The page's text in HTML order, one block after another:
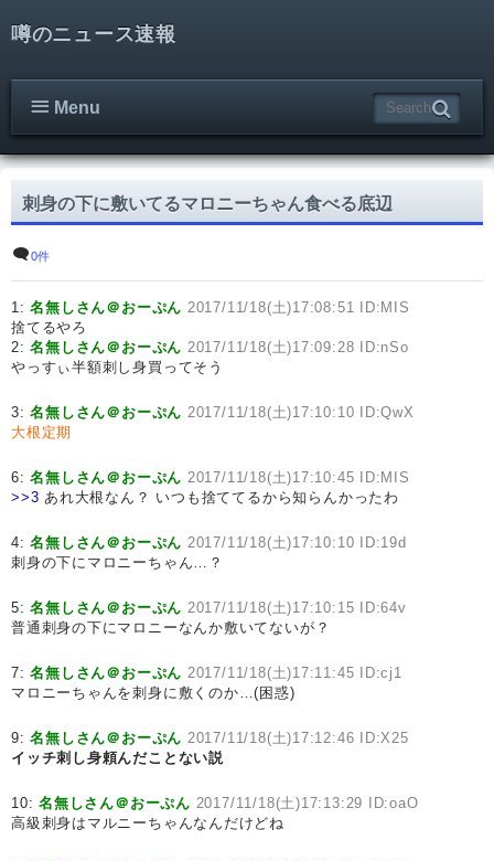
噂のニュース速報
Menu
刺身の下に敷いてるマロニーちゃん食べる底辺
0件
1:名無しさん＠おーぷん 2017/11/18(土)17:08:51 ID:MIS
捨てるやろ
2:名無しさん＠おーぷん 2017/11/18(土)17:09:28 ID:nSo
やっすぃ半額刺し身買ってそう
3:名無しさん＠おーぷん 2017/11/18(土)17:10:10 ID:QwX
大根定期
6:名無しさん＠おーぷん 2017/11/18(土)17:10:45 ID:MIS
>>3 あれ大根なん？ いつも捨ててるから知らんかったわ
4:名無しさん＠おーぷん 2017/11/18(土)17:10:10 ID:19d
刺身の下にマロニーちゃん…？
5:名無しさん＠おーぷん 2017/11/18(土)17:10:15 ID:64v
普通刺身の下にマロニーなんか敷いてないが？
7:名無しさん＠おーぷん 2017/11/18(土)17:11:45 ID:cj1
マロニーちゃんを刺身に敷くのか…(困惑)
9:名無しさん＠おーぷん 2017/11/18(土)17:12:46 ID:X25
イッチ刺し身頼んだことない説
10:名無しさん＠おーぷん 2017/11/18(土)17:13:29 ID:oaO
高級刺身はマルニーちゃんなんだけどね